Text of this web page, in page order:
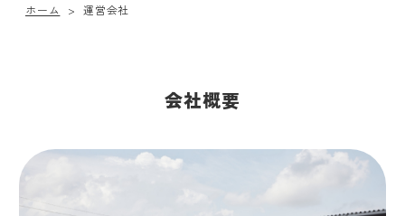
ホーム > 運営会社
会社概要